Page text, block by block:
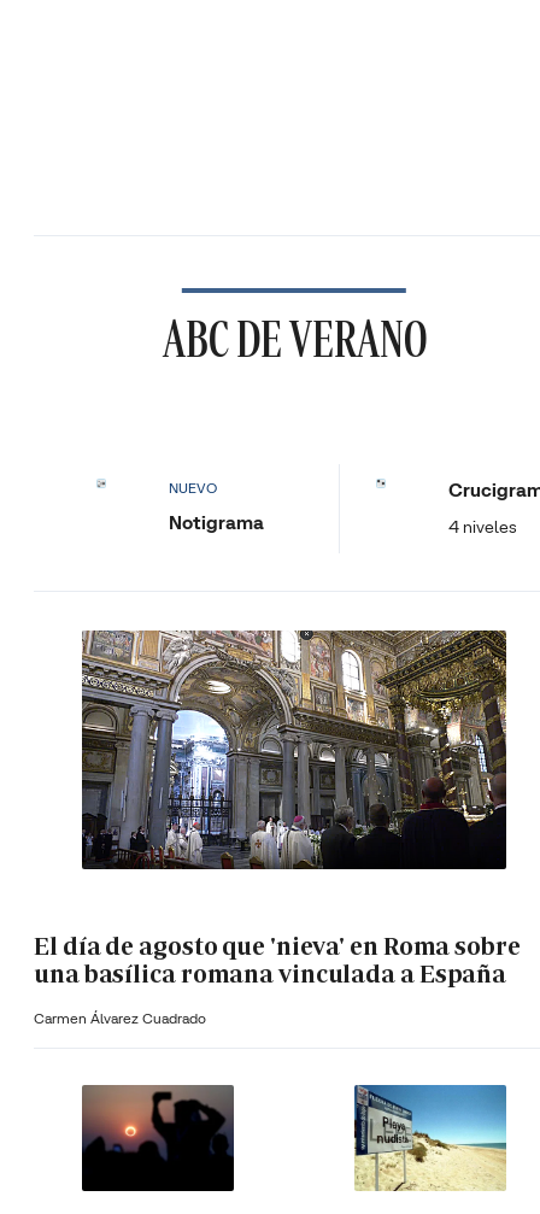
ABC DE VERANO
NUEVO
Notigrama 4 niveles
El día de agosto que 'nieva' en Roma sobre
una basílica romana vinculada a España
Carmen Álvarez Cuadrado